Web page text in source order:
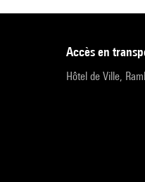
accès en
Hôtel de Ville,